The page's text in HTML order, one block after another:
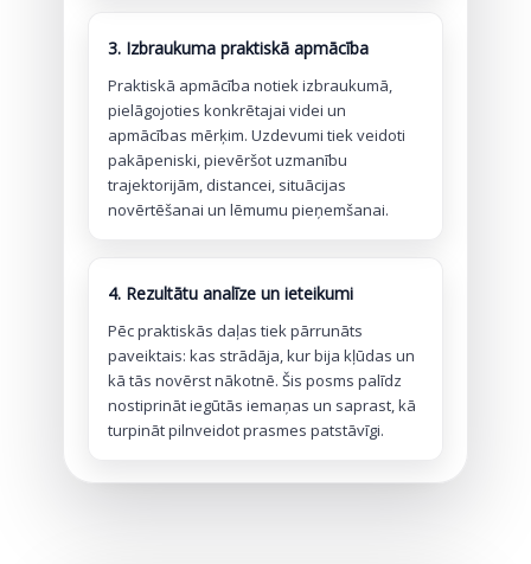
3. Izbraukuma praktiskā apmācība
Praktiskā apmācība notiek izbraukumā,
pielāgojoties konkrētajai videi un
apmācības mērķim. Uzdevumi tiek veidoti
pakāpeniski, pievēršot uzmanību
trajektorijām, distancei, situācijas
novērtēšanai un lēmumu pieņemšanai.
4. Rezultātu analīze un ieteikumi
Pēc praktiskās daļas tiek pārrunāts
paveiktais: kas strādāja, kur bija kļūdas un
kā tās novērst nākotnē. Šis posms palīdz
nostiprināt iegūtās iemaņas un saprast, kā
turpināt pilnveidot prasmes patstāvīgi.